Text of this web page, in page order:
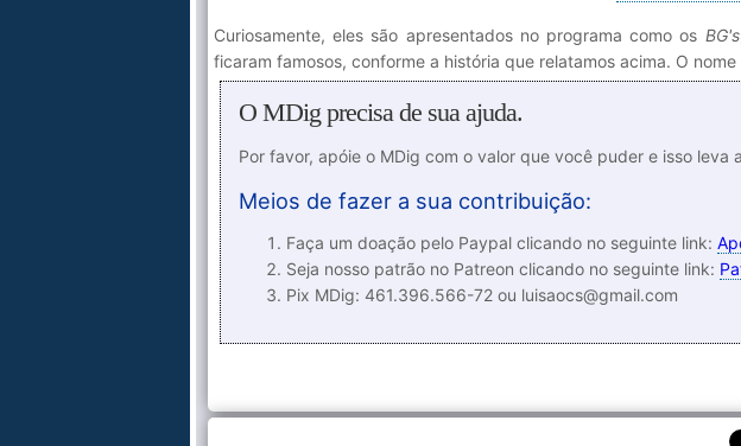
Curiosamente, eles são apresentados no programa como os BG's
ficaram famosos, conforme a história que relatamos acima. O
O MDig precisa de sua ajuda.
Por favor, apóie o MDig com o valor que você puder e isso leva
Meios de fazer a sua contribuição:
Faça um doação pelo Paypal clicando no seguinte link:
Seja nosso patrão no Patreon clicando no seguinte link:
Pix MDig: 461.396.566-72 ou luisaocs@gmail.com